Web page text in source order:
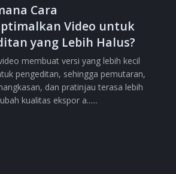
Cara
Video untuk
yang Lebih Halus?
membuat versi yang lebih kecil
pengeditan, sehingga pemutaran,
dan pratinjau terasa lebih
kualitas ekspor a......